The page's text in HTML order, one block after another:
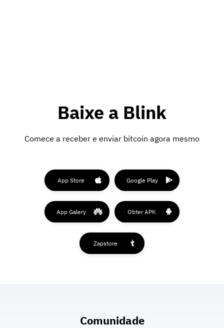
Baixe a Blink
Comece a receber e enviar bitcoin agora mesmo
App Store Google Play
App Galery Obter APK
Zapstore
Comunidade